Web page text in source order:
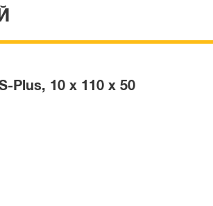
Plus, 10 x 110 x 50